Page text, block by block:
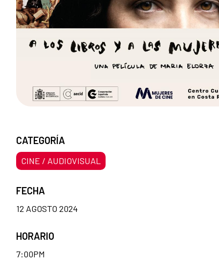
CATEGORÍA
CINE / AUDIOVISUAL
FECHA
12 AGOSTO 2024
HORARIO
7:00PM